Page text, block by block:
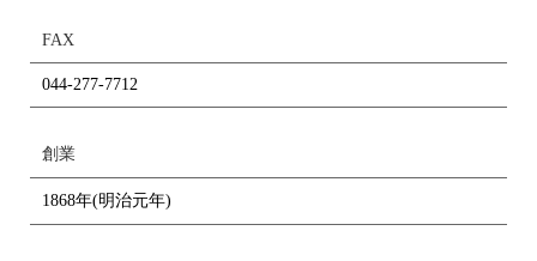
FAX
044-277-7712
創業
1868年(明治元年)